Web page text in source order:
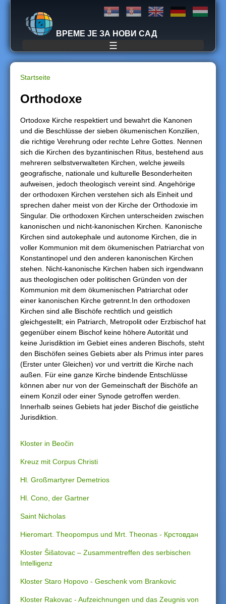
Jump to navigation
ВРЕМЕ ЈЕ ЗА НОВИ САД
☰
S
e
s
i
n
d
h
i
e
r
Startseite
Orthodoxe
Ortodoxe Kirche respektiert und bewahrt die Kanonen
und die Beschlüsse der sieben ökumenischen Konzilien,
die richtige Verehrung oder rechte Lehre Gottes. Nennen
sich die Kirchen des byzantinischen Ritus, bestehend aus
mehreren selbstverwalteten Kirchen, welche jeweils
geografische, nationale und kulturelle Besonderheiten
aufweisen, jedoch theologisch vereint sind. Angehörige
der orthodoxen Kirchen verstehen sich als Einheit und
sprechen daher meist von der Kirche der Orthodoxie im
Singular. Die orthodoxen Kirchen unterscheiden zwischen
kanonischen und nicht-kanonischen Kirchen. Kanonische
Kirchen sind autokephale und autonome Kirchen, die in
voller Kommunion mit dem ökumenischen Patriarchat von
Konstantinopel und den anderen kanonischen Kirchen
stehen. Nicht-kanonische Kirchen haben sich irgendwann
aus theologischen oder politischen Gründen von der
Kommunion mit dem ökumenischen Patriarchat oder
einer kanonischen Kirche getrennt.In den orthodoxen
Kirchen sind alle Bischöfe rechtlich und geistlich
gleichgestellt; ein Patriarch, Metropolit oder Erzbischof hat
gegenüber einem Bischof keine höhere Autorität und
keine Jurisdiktion im Gebiet eines anderen Bischofs, steht
den Bischöfen seines Gebiets aber als Primus inter pares
(Erster unter Gleichen) vor und vertritt die Kirche nach
außen. Für eine ganze Kirche bindende Entschlüsse
können aber nur von der Gemeinschaft der Bischöfe an
einem Konzil oder einer Synode getroffen werden.
Innerhalb seines Gebiets hat jeder Bischof die geistliche
Jurisdiktion.
Kloster in Beočin
Kreuz mit Corpus Christi
Hl. Großmartyrer Demetrios
Hl. Cono, der Gartner
Saint Nicholas
Hieromart. Theopompus und Mrt. Theonas - Крстовдан
Kloster Šišatovac – Zusammentreffen des serbischen
Intelligenz
Kloster Staro Hopovo - Geschenk vom Brankovic
Kloster Rakovac - Aufzeichnungen und das Zeugnis von